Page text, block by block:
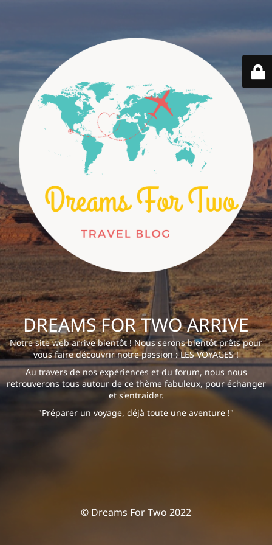
DREAMS FOR TWO ARRIVE
Notre site web arrive bientôt ! Nous serons bientôt prêts pour
vous faire découvrir notre passion : LES VOYAGES !
Au travers de nos expériences et du forum, nous nous
retrouverons tous autour de ce thème fabuleux, pour échanger
et s'entraider.
"Préparer un voyage, déjà toute une aventure !"
© Dreams For Two 2022